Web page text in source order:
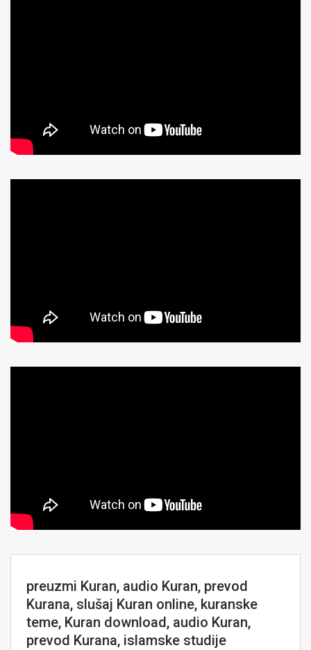
preuzmi Kuran, audio Kuran, prevod
Kurana, slušaj Kuran online, kuranske
teme, Kuran download, audio Kuran,
prevod Kurana, islamske studije